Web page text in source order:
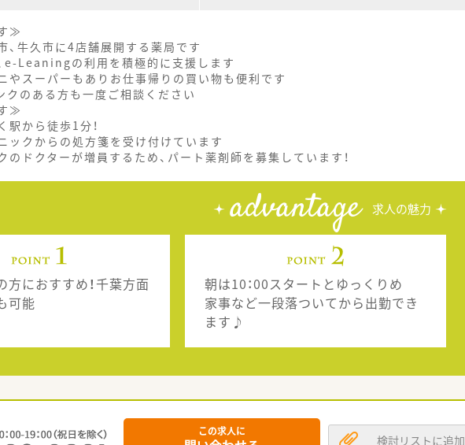
≫
牛久市に4店舗展開する薬局です
e-Leaningの利用を積極的に支援します
やスーパーもありお仕事帰りの買い物も便利です
のある方も一度ご相談ください
≫
から徒歩1分！
ックからの処方箋を受け付けています
ドクターが増員するため、パート薬剤師を募集しています！
advantage 求人の魅力
方におすすめ！千葉方面
可能
朝は10：00スタートとゆっくりめ
家事など一段落ついてから出勤でき
ます♪
この求人に
検討リストに追加